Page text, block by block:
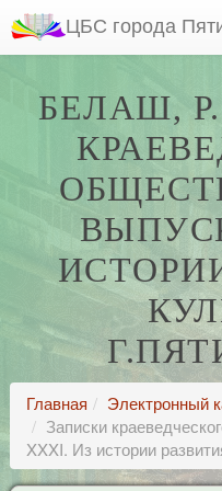
ЦБС города
БЕЛАШ,
Главная
Электронный
Записки
XXXI. Из истории